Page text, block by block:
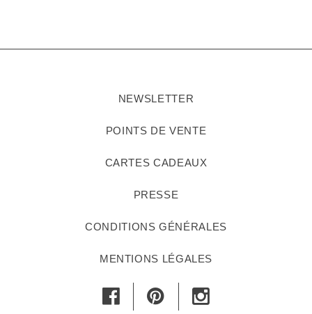
NEWSLETTER
POINTS DE VENTE
CARTES CADEAUX
PRESSE
CONDITIONS GÉNÉRALES
MENTIONS LÉGALES